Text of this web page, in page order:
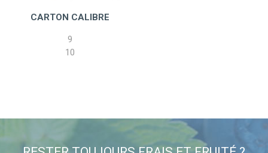
CARTON CALIBRE
9
10